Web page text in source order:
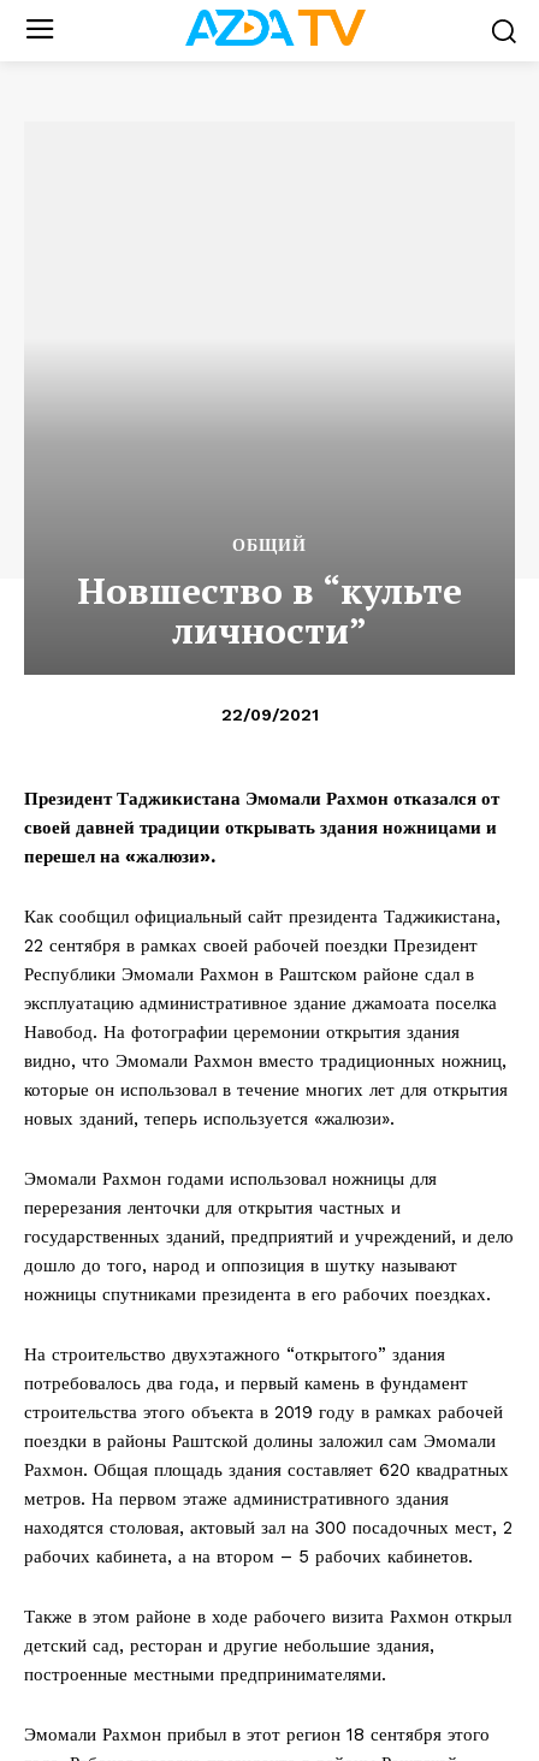
ОБЩИЙ
Новшество в “культе
личности”
22/09/2021
Президент Таджикистана Эмомали Рахмон отказался от
своей давней традиции открывать здания ножницами и
перешел на «жалюзи».
Как сообщил официальный сайт президента Таджикистана,
22 сентября в рамках своей рабочей поездки Президент
Республики Эмомали Рахмон в Раштском районе сдал в
эксплуатацию административное здание джамоата поселка
Навобод. На фотографии церемонии открытия здания
видно, что Эмомали Рахмон вместо традиционных ножниц,
которые он использовал в течение многих лет для открытия
новых зданий, теперь используется «жалюзи».
Эмомали Рахмон годами использовал ножницы для
перерезания ленточки для открытия частных и
государственных зданий, предприятий и учреждений, и дело
дошло до того, народ и оппозиция в шутку называют
ножницы спутниками президента в его рабочих поездках.
На строительство двухэтажного “открытого” здания
потребовалось два года, и первый камень в фундамент
строительства этого объекта в 2019 году в рамках рабочей
поездки в районы Раштской долины заложил сам Эмомали
Рахмон. Общая площадь здания составляет 620 квадратных
метров. На первом этаже административного здания
находятся столовая, актовый зал на 300 посадочных мест, 2
рабочих кабинета, а на втором – 5 рабочих кабинетов.
Также в этом районе в ходе рабочего визита Рахмон открыл
детский сад, ресторан и другие небольшие здания,
построенные местными предпринимателями.
Эмомали Рахмон прибыл в этот регион 18 сентября этого